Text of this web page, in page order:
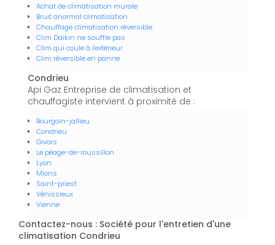
Achat de climatisation murale
Bruit anormal climatisation
Chauffage climatisation réversible
Clim Daikin ne souffle pas
Clim qui coule à l'extérieur
Clim réversible en panne
Condrieu
Api Gaz Entreprise de climatisation et
chauffagiste intervient à proximité de :
Bourgoin-jallieu
Condrieu
Givors
Le péage-de-roussillon
Lyon
Mions
Saint-priest
Vénissieux
Vienne
Contactez-nous : Société pour l'entretien d'une
climatisation Condrieu